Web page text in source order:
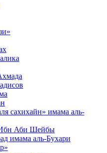
сахихайн» имама аль-
Аби Шейбы
имама аль-Бухари